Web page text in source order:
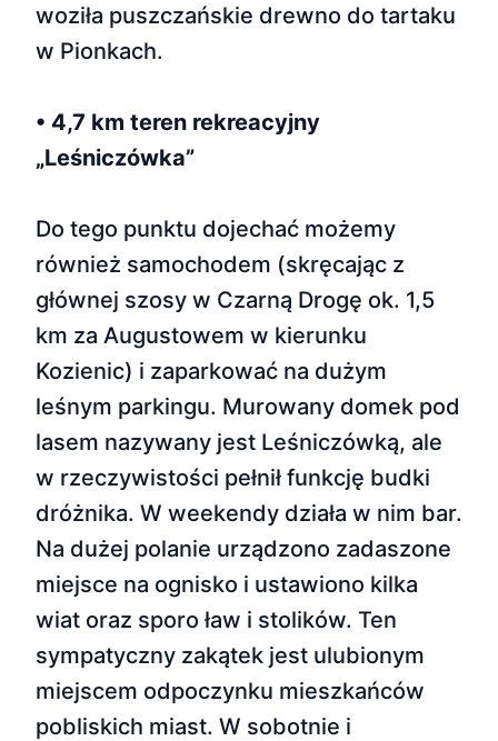
woziła puszczańskie drewno do tartaku
w Pionkach.
• 4,7 km teren rekreacyjny
„Leśniczówka”
Do tego punktu dojechać możemy
również samochodem (skręcając z
głównej szosy w Czarną Drogę ok. 1,5
km za Augustowem w kierunku
Kozienic) i zaparkować na dużym
leśnym parkingu. Murowany domek pod
lasem nazywany jest Leśniczówką, ale
w rzeczywistości pełnił funkcję budki
dróżnika. W weekendy działa w nim bar.
Na dużej polanie urządzono zadaszone
miejsce na ognisko i ustawiono kilka
wiat oraz sporo ław i stolików. Ten
sympatyczny zakątek jest ulubionym
miejscem odpoczynku mieszkańców
pobliskich miast. W sobotnie i